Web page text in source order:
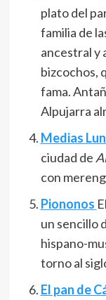
plato del
familia de
ancestral y
bizcochos,
fama.
Alpujarra
Medias
ciudad de
con
Piononos El
un sencillo
hispano-
torno al
El pan de